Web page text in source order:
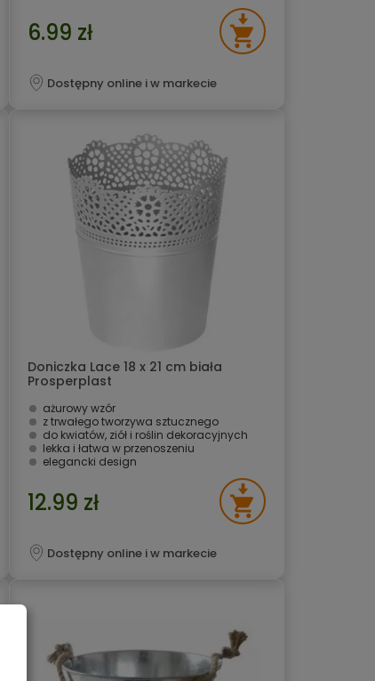
6.99 zł
Dostępny online i w markecie
Doniczka Lace 18 x 21 cm biała
Prosperplast
ażurowy wzór
z trwałego tworzywa sztucznego
do kwiatów, ziół i roślin dekoracyjnych
lekka i łatwa w przenoszeniu
elegancki design
12.99 zł
Dostępny online i w markecie